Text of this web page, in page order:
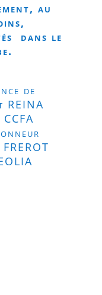
au
dans le
de
REINA